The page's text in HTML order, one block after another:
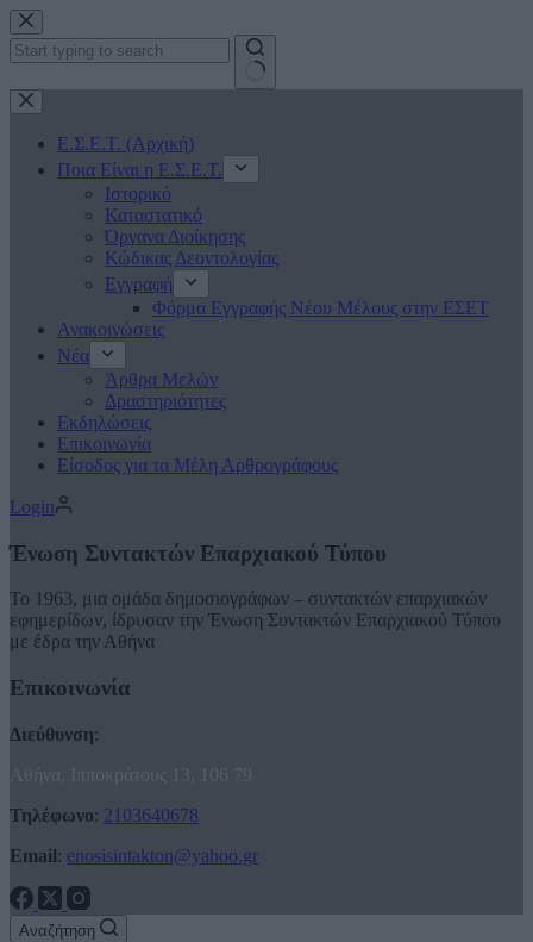
Μετάβαση
στο
περιεχόμενο
No
results
Ε.Σ.Ε.Τ. (Αρχική)
Ποια Είναι η Ε.Σ.Ε.Τ.
Ιστορικό
Καταστατικό
Όργανα Διοίκησης
Κώδικας Δεοντολογίας
Εγγραφή
Φόρμα Εγγραφής Νέου Μέλους στην ΕΣΕΤ
Ανακοινώσεις
Νέα
Άρθρα Μελών
Δραστηριότητες
Εκδηλώσεις
Επικοινωνία
Είσοδος για τα Μέλη Αρθρογράφους
Login
Ένωση Συντακτών Επαρχιακού Τύπου
Το 1963, μια ομάδα δημοσιογράφων – συντακτών επαρχιακών
εφημερίδων, ίδρυσαν την Ένωση Συντακτών Επαρχιακού Τύπου
με έδρα την Αθήνα
Επικοινωνία
Διεύθυνση:
Αθήνα, Ιπποκράτους 13, 106 79
Τηλέφωνο: 2103640678
Email: enosisintakton@yahoo.gr
Αναζήτηση